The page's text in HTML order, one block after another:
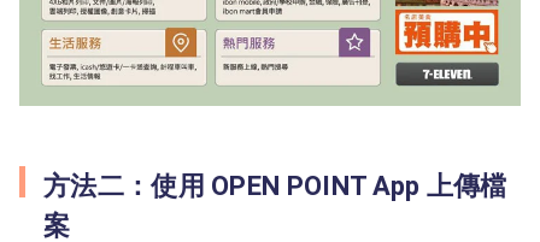
方法二：使用 OPEN POINT App 上傳檔
案